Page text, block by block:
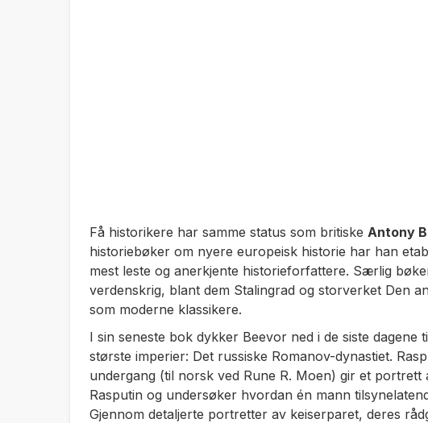
Få historikere har samme status som britiske Antony
historiebøker om nyere europeisk historie har han
mest leste og anerkjente historieforfattere. Særlig
verdenskrig, blant dem Stalingrad og storverket Den
som moderne klassikere.
I sin seneste bok dykker Beevor ned i de siste dagene
største imperier: Det russiske Romanov-dynastiet.
undergang (til norsk ved Rune R. Moen) gir et portrett
Rasputin og undersøker hvordan én mann
Gjennom detaljerte portretter av keiserparet, deres